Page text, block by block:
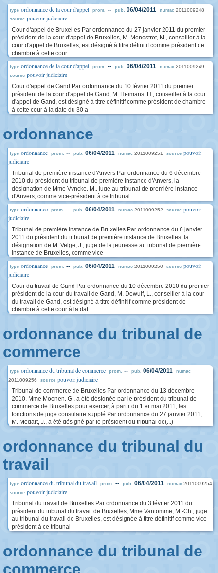
type ordonnance de la cour d'appel prom. -- pub. 06/04/2011 numac 2011009248
source pouvoir judiciaire
Cour d'appel de Bruxelles Par ordonnance du 27 janvier 2011 du premier
président de la cour d'appel de Bruxelles, M. Menestret, M., conseiller à la
cour d'appel de Bruxelles, est désigné à titre définitif comme président de
chambre à cette cour
type ordonnance de la cour d'appel prom. -- pub. 06/04/2011 numac 2011009249
source pouvoir judiciaire
Cour d'appel de Gand Par ordonnance du 10 février 2011 du premier
président de la cour d'appel de Gand, M. Heimans, H., conseiller à la cour
d'appel de Gand, est désigné à titre définitif comme président de chambre
à cette cour à la date du 30 a
ordonnance
type ordonnance prom. -- pub. 06/04/2011 numac 2011009251 source pouvoir
judiciaire
Tribunal de première instance d'Anvers Par ordonnance du 6 décembre
2010 du président du tribunal de première instance d'Anvers, la
désignation de Mme Vyncke, M., juge au tribunal de première instance
d'Anvers, comme vice-président à ce tribunal
type ordonnance prom. -- pub. 06/04/2011 numac 2011009252 source pouvoir
judiciaire
Tribunal de première instance de Bruxelles Par ordonnance du 6 janvier
2011 du président du tribunal de première instance de Bruxelles, la
désignation de M. Velge, J., juge de la jeunesse au tribunal de première
instance de Bruxelles, comme vice
type ordonnance prom. -- pub. 06/04/2011 numac 2011009250 source pouvoir
judiciaire
Cour du travail de Gand Par ordonnance du 10 décembre 2010 du premier
président de la cour du travail de Gand, M. Dewulf, L., conseiller à la cour
du travail de Gand, est désigné à titre définitif comme président de
chambre à cette cour à la dat
ordonnance du tribunal de
commerce
type ordonnance du tribunal de commerce prom. -- pub. 06/04/2011 numac
2011009256 source pouvoir judiciaire
Tribunal de commerce de Bruxelles Par ordonnance du 13 décembre
2010, Mme Moonen, G., a été désignée par le président du tribunal de
commerce de Bruxelles pour exercer, à partir du 1 er mai 2011, les
fonctions de juge consulaire supplé Par ordonnance du 27 janvier 2011,
M. Medart, J., a été désigné par le président du tribunal de(...)
ordonnance du tribunal du
travail
type ordonnance du tribunal du travail prom. -- pub. 06/04/2011 numac 2011009254
source pouvoir judiciaire
Tribunal du travail de Bruxelles Par ordonnance du 3 février 2011 du
président du tribunal du travail de Bruxelles, Mme Vantomme, M.-Ch., juge
au tribunal du travail de Bruxelles, est désignée à titre définitif comme vice-
président à ce tribunal
ordonnance du tribunal de
commerce